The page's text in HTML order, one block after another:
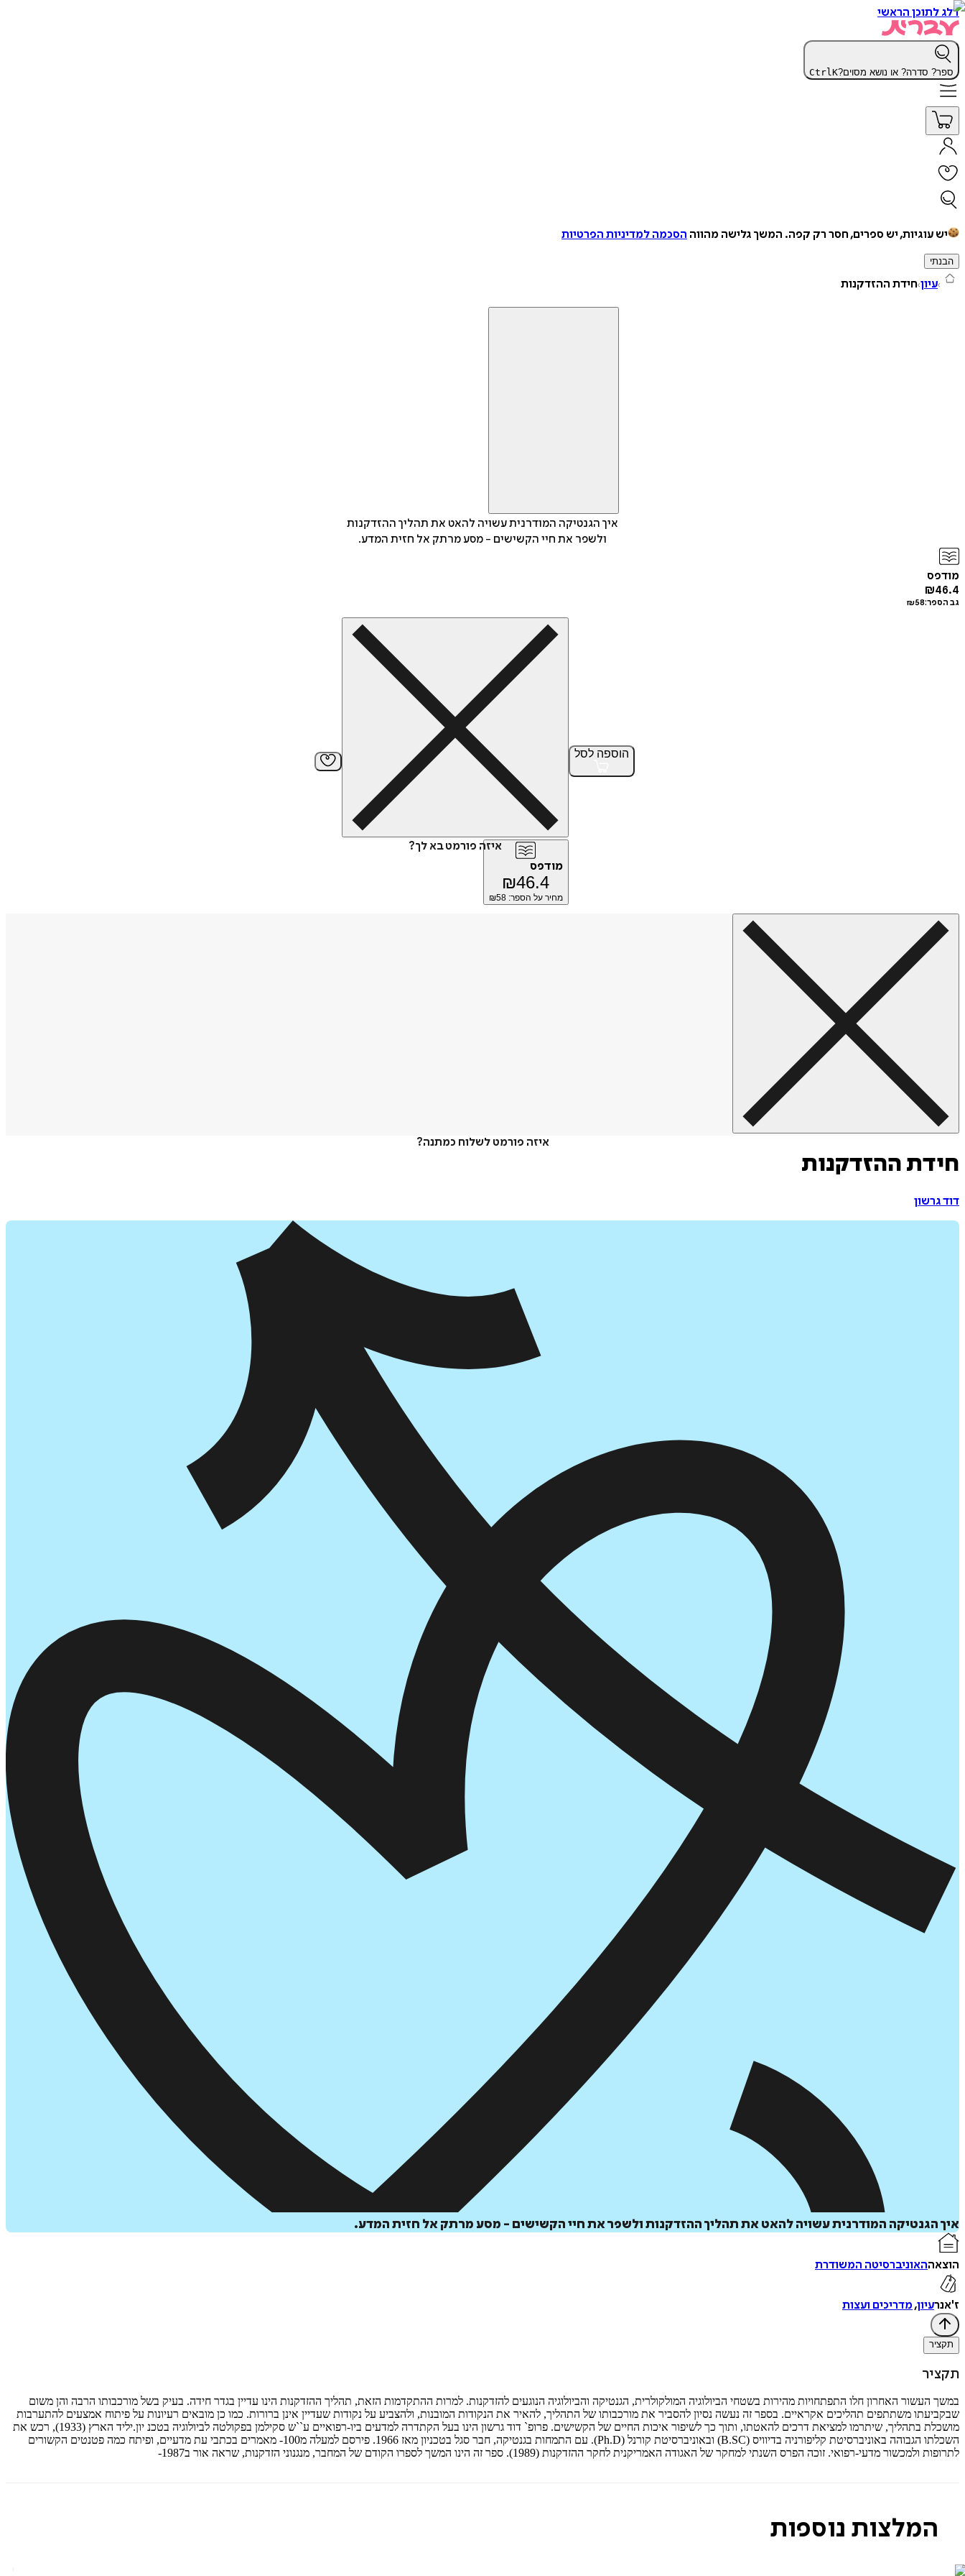
דלג לתוכן הראשי
ספר? סדרה? או נושא מסוים? CtrlK
יש עוגיות, יש ספרים, חסר רק קפה. המשך גלישה מהווה הסכמה למדיניות הפרטיות
הבנתי
עיון חידת ההזדקנות
איך הגנטיקה המודרנית עשויה להאט את תהליך ההזדקנות
ולשפר את חיי הקשישים - מסע מרתק אל חזית המדע.
מודפס
₪46.4
גב הספר: ₪58
הוספה לסל
איזה פורמט בא לך?
מודפס
₪46.4
מחיר על הספר: ₪58
איזה פורמט לשלוח כמתנה?
איזה פורמט בא לך?
מודפס
חידת ההזדקנות
דוד גרשון
איך הגנטיקה המודרנית עשויה להאט את תהליך ההזדקנות ולשפר את חיי הקשישים - מסע מרתק אל חזית המדע.
הוצאההאוניברסיטה המשודרת
ז'אנרעיון,מדריכים ועצות
תקציר
תקציר
במשך העשור האחרון חלו התפתחויות מהירות בשטחי הביולוגיה המולקולרית, הגנטיקה והביולוגיה הנוגעים להזדקנות. למרות ההתקדמות הזאת, תהליך ההזדקנות הינו עדיין בגדר חידה. בעיק בשל מורכבותו הרבה והן משום
שבקביעתו משתתפים תהליכים אקראיים. בספר זה נעשה נסיון להסביר את מורכבותו של התהליך, להאיר את הנקודות המובנות, ולהצביע על נקודות שעדיין אינן ברורות. כמו כן מובאים רעיונות על פיתוח אמצעים להתערבות
מושכלת בתהליך, שיתרמו למציאת דרכים להאטתו, ותוך כך לשיפור איכות החיים של הקשישים. פרופ` דוד גרשון הינו בעל הקתדרה למדעים ביו-רפואיים ע``ש סקילמן בפקולטה לביולוגיה בטכנ יון.יליד הארץ (1933), רכש את
השכלתו הגבוהה באוניברסיטת קליפורניה בדיוויס (B.SC) ובאוניברסיטת קורנל (Ph.D). עם התמחות בגנטיקה, חבר סגל בטכניון מאז 1966. פירסם למעלה מ100- מאמרים בכתבי עת מדעיים, ופיתח כמה פטנטים הקשורים
לתרופות ולמכשור מדעי-רפואי. זוכה הפרס השנתי למחקר של האגודה האמריקנית לחקר ההזדקנות (1989). ספר זה הינו המשך לספרו הקודם של המחבר, מנגנוני הזדקנות, שראה אור ב1987-
המלצות נוספות